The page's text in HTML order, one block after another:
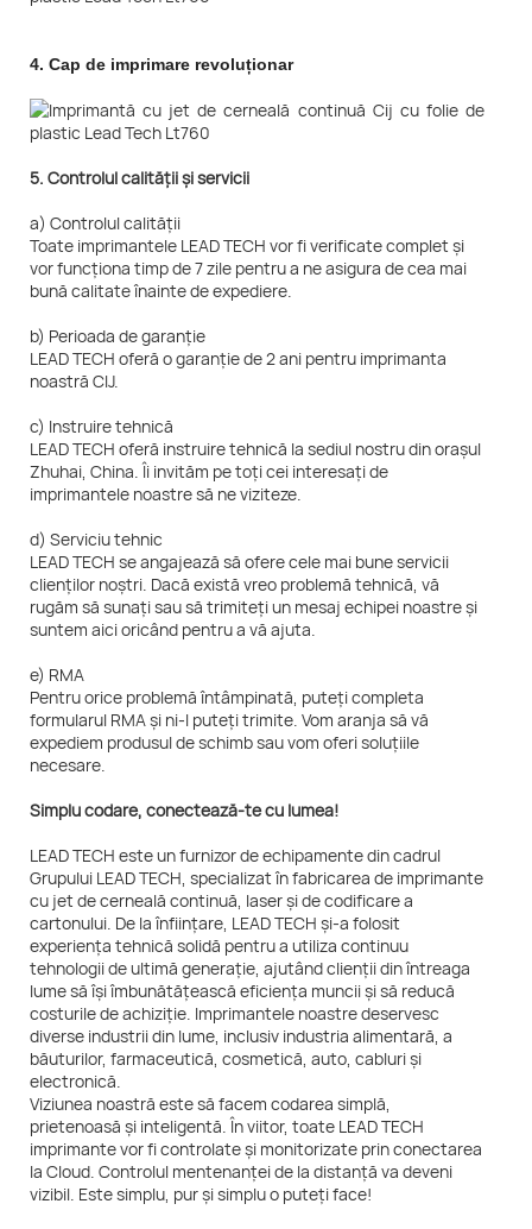
4. Cap de imprimare revoluționar
5. Controlul calității și servicii
a) Controlul calității
Toate imprimantele LEAD TECH vor fi verificate complet și
vor funcționa timp de 7 zile pentru a ne asigura de cea mai
bună calitate înainte de expediere.
b) Perioada de garanție
LEAD TECH oferă o garanție de 2 ani pentru imprimanta
noastră CIJ.
c) Instruire tehnică
LEAD TECH oferă instruire tehnică la sediul nostru din orașul
Zhuhai, China. Îi invităm pe toți cei interesați de
imprimantele noastre să ne viziteze.
d) Serviciu tehnic
LEAD TECH se angajează să ofere cele mai bune servicii
clienților noștri. Dacă există vreo problemă tehnică, vă
rugăm să sunați sau să trimiteți un mesaj echipei noastre și
suntem aici oricând pentru a vă ajuta.
e) RMA
Pentru orice problemă întâmpinată, puteți completa
formularul RMA și ni-l puteți trimite. Vom aranja să vă
expediem produsul de schimb sau vom oferi soluțiile
necesare.
Simplu codare, conectează-te cu lumea!
LEAD TECH este un furnizor de echipamente din cadrul
Grupului LEAD TECH, specializat în fabricarea de imprimante
cu jet de cerneală continuă, laser și de codificare a
cartonului. De la înființare, LEAD TECH și-a folosit
experiența tehnică solidă pentru a utiliza continuu
tehnologii de ultimă generație, ajutând clienții din întreaga
lume să își îmbunătățească eficiența muncii și să reducă
costurile de achiziție. Imprimantele noastre deservesc
diverse industrii din lume, inclusiv industria alimentară, a
băuturilor, farmaceutică, cosmetică, auto, cabluri și
electronică.
Viziunea noastră este să facem codarea simplă,
prietenoasă și inteligentă. În viitor, toate LEAD TECH
imprimante vor fi controlate și monitorizate prin conectarea
la Cloud. Controlul mentenanței de la distanță va deveni
vizibil. Este simplu, pur și simplu o puteți face!